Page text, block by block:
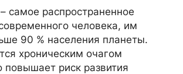
самое распространенное
человека, им
90 % населения планеты.
хроническим очагом
повышает риск развития